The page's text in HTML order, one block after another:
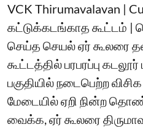
VCK Thirumavalavan |
கட்டுக்கடங்காத கூட்டம் |
செய்த செயல் ஏர் கூலரை
கூட்டத்தில் பரபரப்பு
பகுதியில் நடைபெற்ற
மேடையில் ஏறி நின்ற
வைக்க, ஏர் கூலரை